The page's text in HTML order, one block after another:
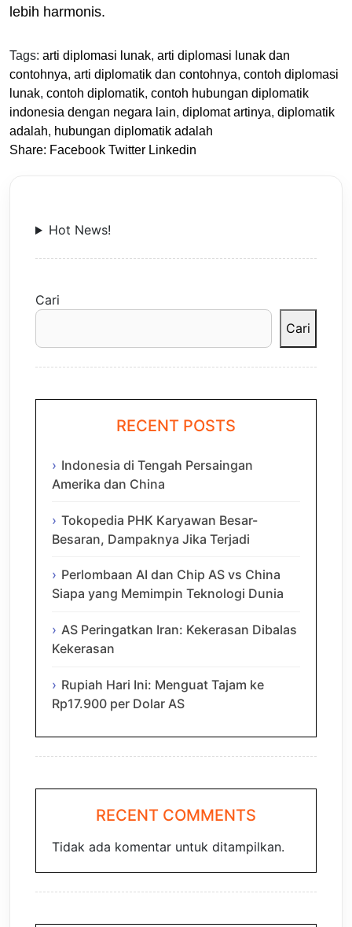
lebih harmonis.
Tags: arti diplomasi lunak, arti diplomasi lunak dan
contohnya, arti diplomatik dan contohnya, contoh diplomasi
lunak, contoh diplomatik, contoh hubungan diplomatik
indonesia dengan negara lain, diplomat artinya, diplomatik
adalah, hubungan diplomatik adalah
Share: Facebook Twitter Linkedin
Hot News!
Cari
Cari
RECENT POSTS
Indonesia di Tengah Persaingan
Amerika dan China
Tokopedia PHK Karyawan Besar-
Besaran, Dampaknya Jika Terjadi
Perlombaan AI dan Chip AS vs China
Siapa yang Memimpin Teknologi Dunia
AS Peringatkan Iran: Kekerasan Dibalas
Kekerasan
Rupiah Hari Ini: Menguat Tajam ke
Rp17.900 per Dolar AS
RECENT COMMENTS
Tidak ada komentar untuk ditampilkan.